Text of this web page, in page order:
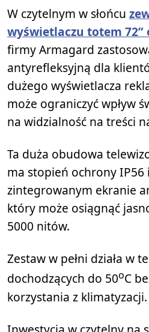
W czytelnym w słońcu
wyświetlaczu totem
firmy Armagard
antyrefleksyjną dla
dużego wyświetlacza
może ograniczyć wpływ
na widzialność na treści
Ta duża obudowa
ma stopień ochrony IP56
zintegrowanym ekranie
który może osiągnąć
5000 nitów.
Zestaw w pełni działa w
dochodzących do 50oC
korzystania z klimatyzacji.